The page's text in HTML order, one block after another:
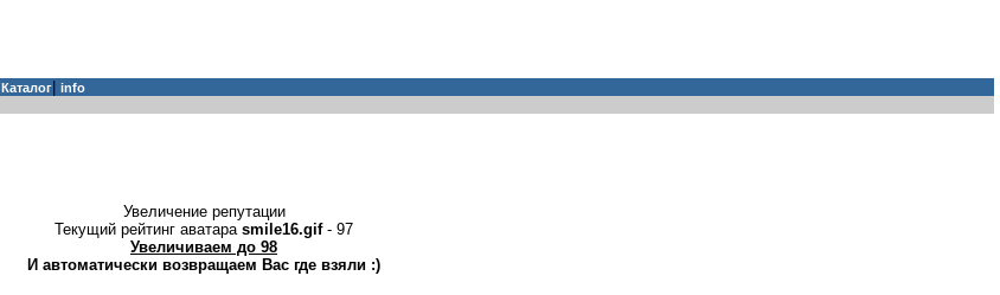
Каталог info
Увеличение репутации
Текущий рейтинг аватара smile16.gif - 97
Увеличиваем до 98
И автоматически возвращаем Вас где взяли :)